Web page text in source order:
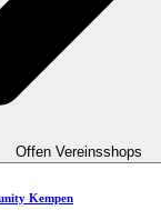
Offen Vereinsshops
Kempen